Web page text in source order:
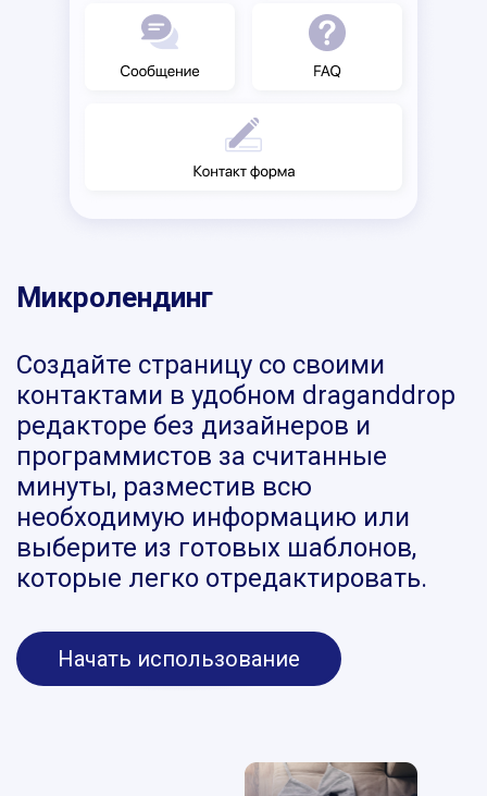
Микролендинг
Создайте страницу со своими
контактами в удобном draganddrop
редакторе без дизайнеров и
программистов за считанные
минуты, разместив всю
необходимую информацию или
выберите из готовых шаблонов,
которые легко отредактировать.
Начать использование